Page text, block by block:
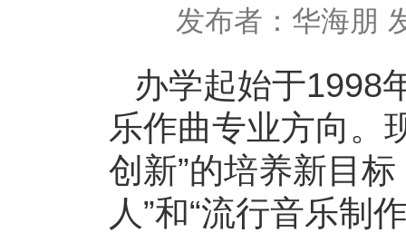
发布者：华海朋
办学起始于1998
乐作曲专业方向。
创新”的培养新目
人”和“流行音乐制